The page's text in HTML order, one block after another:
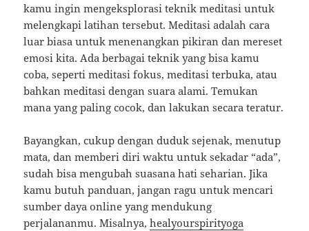
kamu ingin mengeksplorasi teknik meditasi untuk
melengkapi latihan tersebut. Meditasi adalah cara
luar biasa untuk menenangkan pikiran dan mereset
emosi kita. Ada berbagai teknik yang bisa kamu
coba, seperti meditasi fokus, meditasi terbuka, atau
bahkan meditasi dengan suara alami. Temukan
mana yang paling cocok, dan lakukan secara teratur.
Bayangkan, cukup dengan duduk sejenak, menutup
mata, dan memberi diri waktu untuk sekadar “ada”,
sudah bisa mengubah suasana hati seharian. Jika
kamu butuh panduan, jangan ragu untuk mencari
sumber daya online yang mendukung
perjalananmu. Misalnya,healyourspirityoga